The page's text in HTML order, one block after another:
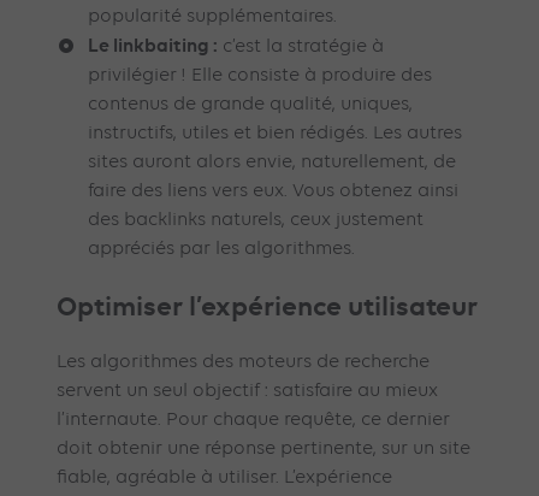
popularité supplémentaires.
Le linkbaiting : c’est la stratégie à
privilégier ! Elle consiste à produire des
contenus de grande qualité, uniques,
instructifs, utiles et bien rédigés. Les autres
sites auront alors envie, naturellement, de
faire des liens vers eux. Vous obtenez ainsi
des backlinks naturels, ceux justement
appréciés par les algorithmes.
Optimiser l’expérience utilisateur
Les algorithmes des moteurs de recherche
servent un seul objectif : satisfaire au mieux
l’internaute. Pour chaque requête, ce dernier
doit obtenir une réponse pertinente, sur un site
fiable, agréable à utiliser. L’expérience